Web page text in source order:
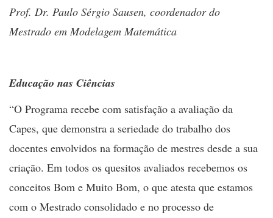
Prof. Dr. Paulo Sérgio Sausen, coordenador do
Mestrado em Modelagem Matemática
Educação nas Ciências
“O Programa recebe com satisfação a avaliação da
Capes, que demonstra a seriedade do trabalho dos
docentes envolvidos na formação de mestres desde a sua
criação. Em todos os quesitos avaliados recebemos os
conceitos Bom e Muito Bom, o que atesta que estamos
com o Mestrado consolidado e no processo de